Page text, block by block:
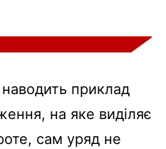
приклад
на яке виділяє
сам уряд не